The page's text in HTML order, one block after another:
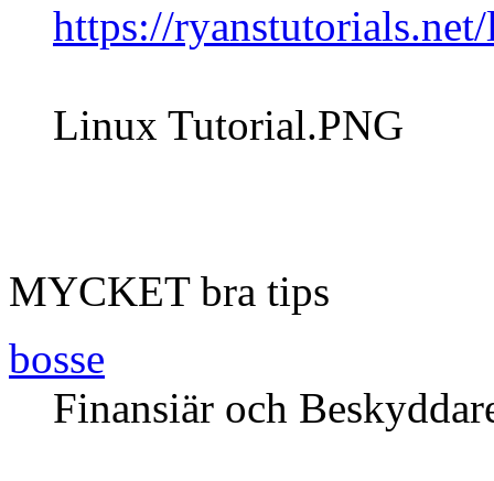
https://
Linux Tutorial.PNG
MYCKET bra tips
bosse
Finansiär och